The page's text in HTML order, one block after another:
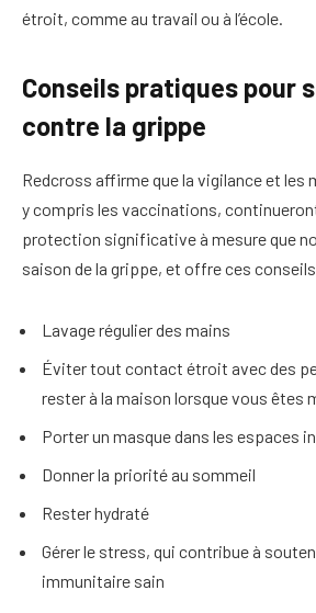
étroit, comme au travail ou à l’école.
Conseils pratiques pour
contre la grippe
Redcross affirme que la vigilance et les
y compris les vaccinations,
protection significative à mesure que
saison de la grippe, et offre ces
Lavage régulier des mains
Éviter tout contact étroit avec des
rester à la maison lorsque vous êtes
Porter un masque dans les espaces
Donner la priorité au sommeil
Rester hydraté
Gérer le stress, qui contribue à
immunitaire sain